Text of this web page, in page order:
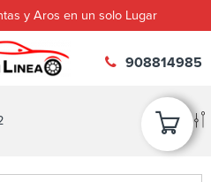
y Aros en un solo Lugar
908814985